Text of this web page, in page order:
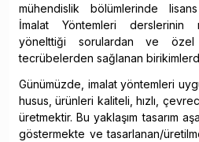
mühendislik bölümlerinde
İmalat Yöntemleri derslerinin
yönelttiği sorulardan ve
tecrübelerden sağlanan
Günümüzde, imalat yöntemleri
husus, ürünleri kaliteli, hızlı,
üretmektir. Bu yaklaşım tasarım
göstermekte ve tasarlanan/